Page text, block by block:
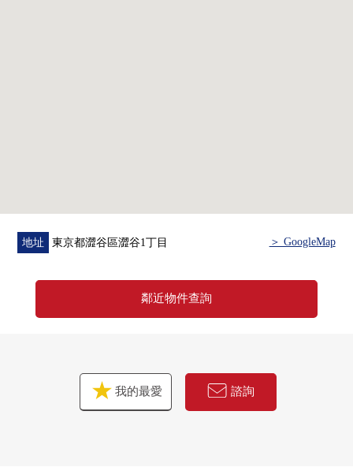
地址 東京都澀谷區澀谷1丁目 ＞ GoogleMap
鄰近物件查詢
我的最愛 諮詢